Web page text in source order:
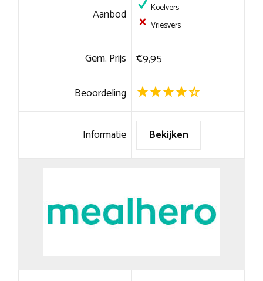
Aanbod
Koelvers
Vriesvers
Gem. Prijs €9,95
Beoordeling
Informatie Bekijken